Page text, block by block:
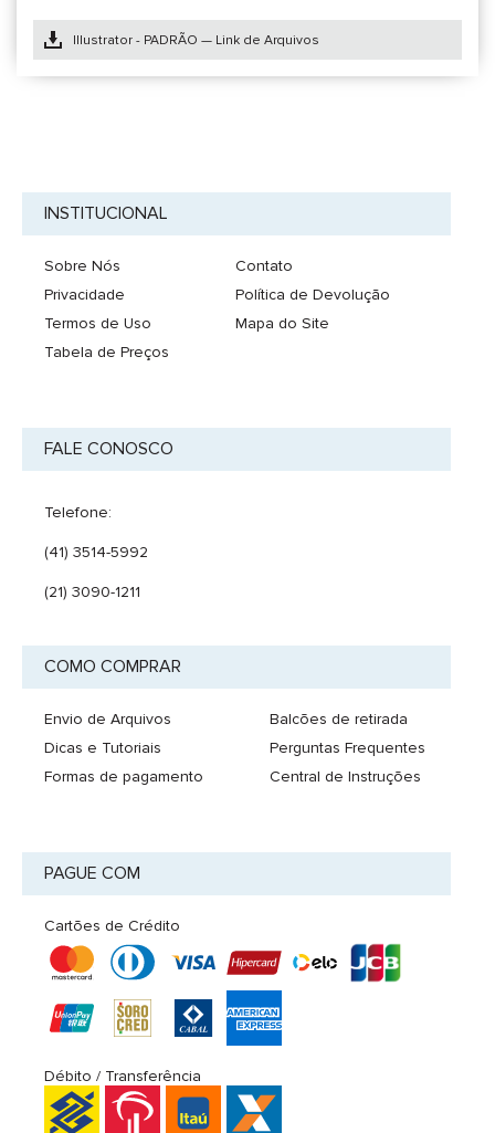
Illustrator - PADRÃO — Link de Arquivos
INSTITUCIONAL
Sobre Nós
Privacidade
Termos de Uso
Tabela de Preços
Contato
Política de Devolução
Mapa do Site
FALE CONOSCO
Telefone:
(41) 3514-5992
(21) 3090-1211
COMO COMPRAR
Envio de Arquivos
Dicas e Tutoriais
Formas de pagamento
Balcões de retirada
Perguntas Frequentes
Central de Instruções
PAGUE COM
Cartões de Crédito
Débito / Transferência